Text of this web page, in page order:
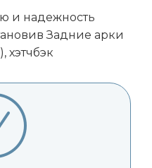
и надежность
Задние арки
хэтчбэк